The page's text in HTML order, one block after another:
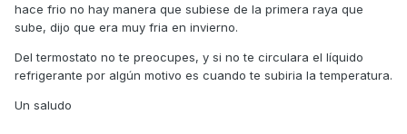
hace frio no hay manera que subiese de la primera raya que
sube, dijo que era muy fria en invierno.
Del termostato no te preocupes, y si no te circulara el líquido
refrigerante por algún motivo es cuando te subiria la temperatura.
Un saludo